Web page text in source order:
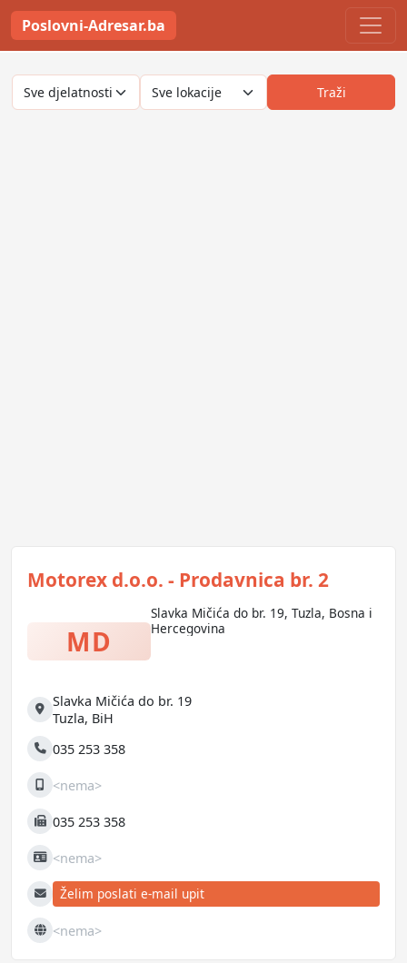
Poslovni-Adresar.ba
Traži
Motorex d.o.o. - Prodavnica br. 2
MD
Slavka Mičića do br. 19, Tuzla, Bosna i
Hercegovina
Adresa
Slavka Mičića do br. 19
Tuzla, BiH
Telefon035 253 358
Mobilni<nema>
Fax 035 253 358
JIB <nema>
E-mailŽelim poslati e-mail upit
Web <nema>